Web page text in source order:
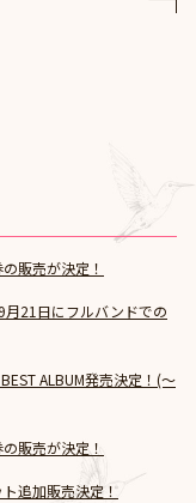
販売が決定！
月21日にフルバンドでの
ALBUM発売決定！(～
販売が決定！
追加販売決定！